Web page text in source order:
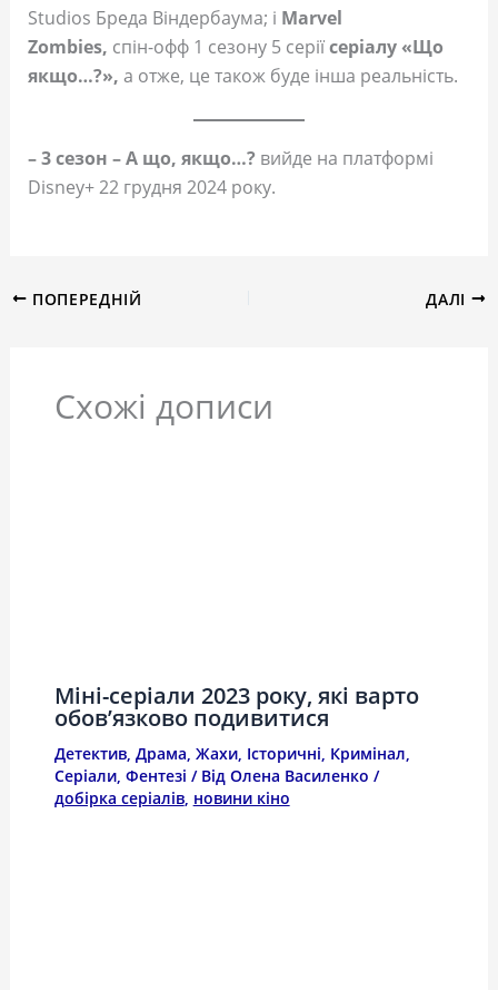
Studios Бреда Віндербаума; і Marvel
Zombies, спін-офф 1 сезону 5 серіїсеріалу «Що
якщо…?», а отже, це також буде інша реальність.
– 3 сезон – А що, якщо…? вийде на платформі
Disney+ 22 грудня 2024 року.
ПОПЕРЕДНІЙ ДАЛІ
Схожі дописи
Міні-серіали 2023 року, які варто
обов’язково подивитися
Детектив, Драма, Жахи, Історичні, Кримінал,
Серіали, Фентезі / Від Олена Василенко /
добірка серіалів, новини кіно